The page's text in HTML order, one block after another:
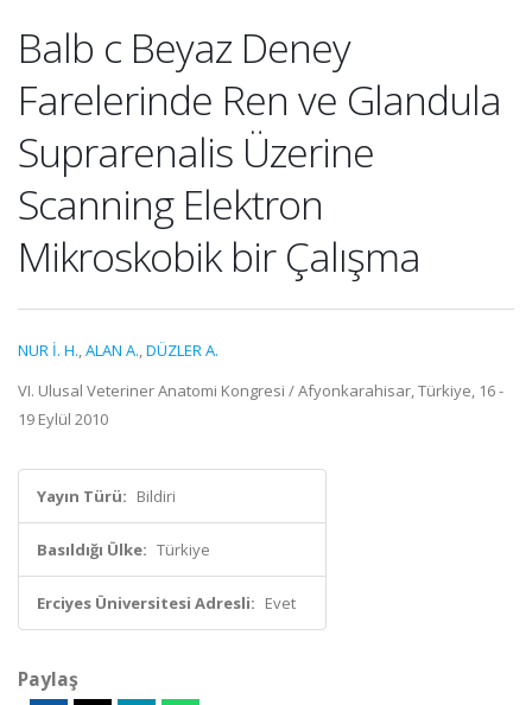
Balb c Beyaz Deney
Farelerinde Ren ve Glandula
Suprarenalis Üzerine
Scanning Elektron
Mikroskobik bir Çalışma
NUR İ. H.,ALAN A.,DÜZLER A.
VI. Ulusal Veteriner Anatomi Kongresi / Afyonkarahisar, Türkiye, 16 -
19 Eylül 2010
Yayın Türü: Bildiri
Basıldığı Ülke: Türkiye
Erciyes Üniversitesi Adresli: Evet
Paylaş